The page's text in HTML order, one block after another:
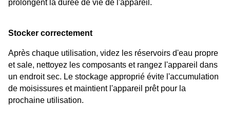
prolongent la durée de vie de l'appareil.
Stocker correctement
Après chaque utilisation, videz les réservoirs d'eau propre
et sale, nettoyez les composants et rangez l'appareil dans
un endroit sec. Le stockage approprié évite l'accumulation
de moisissures et maintient l'appareil prêt pour la
prochaine utilisation.